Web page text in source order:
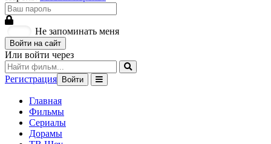
Не запоминать меня
Войти на сайт
Или войти через
Регистрация Войти
Главная
Фильмы
Сериалы
Дорамы